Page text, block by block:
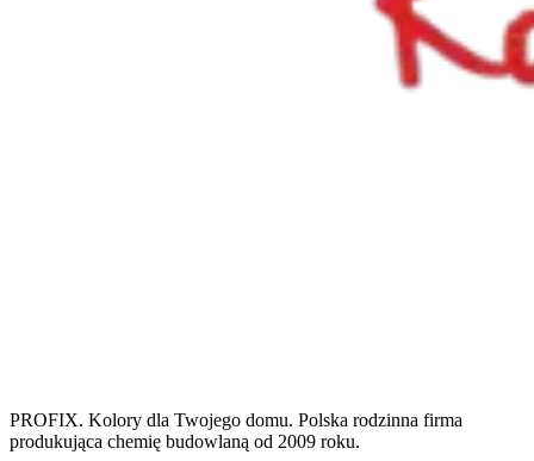
PROFIX. Kolory dla Twojego domu. Polska rodzinna firma
produkująca chemię budowlaną od 2009 roku.